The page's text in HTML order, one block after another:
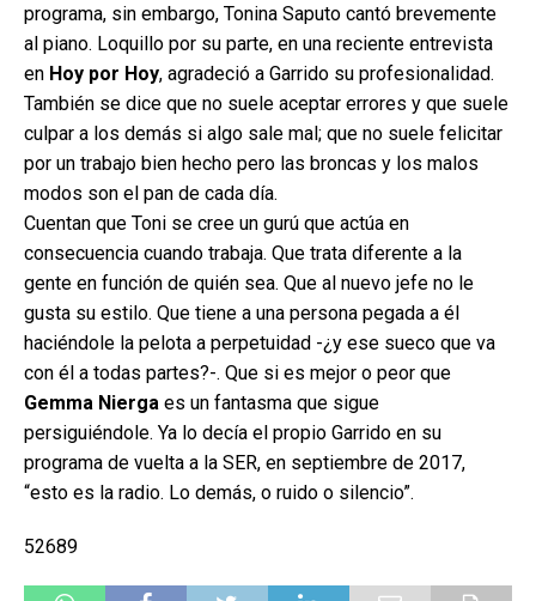
programa, sin embargo, Tonina Saputo cantó brevemente
al piano. Loquillo por su parte, en una reciente entrevista
en Hoy por Hoy, agradeció a Garrido su profesionalidad.
También se dice que no suele aceptar errores y que suele
culpar a los demás si algo sale mal; que no suele felicitar
por un trabajo bien hecho pero las broncas y los malos
modos son el pan de cada día.
Cuentan que Toni se cree un gurú que actúa en
consecuencia cuando trabaja. Que trata diferente a la
gente en función de quién sea. Que al nuevo jefe no le
gusta su estilo. Que tiene a una persona pegada a él
haciéndole la pelota a perpetuidad -¿y ese sueco que va
con él a todas partes?-. Que si es mejor o peor que
Gemma Nierga es un fantasma que sigue
persiguiéndole. Ya lo decía el propio Garrido en su
programa de vuelta a la SER, en septiembre de 2017,
“esto es la radio. Lo demás, o ruido o silencio”.
52689